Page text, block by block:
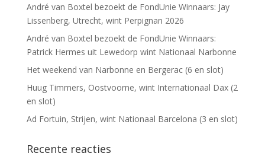
André van Boxtel bezoekt de FondUnie Winnaars: Jay
Lissenberg, Utrecht, wint Perpignan 2026
André van Boxtel bezoekt de FondUnie Winnaars:
Patrick Hermes uit Lewedorp wint Nationaal Narbonne
Het weekend van Narbonne en Bergerac (6 en slot)
Huug Timmers, Oostvoorne, wint Internationaal Dax (2
en slot)
Ad Fortuin, Strijen, wint Nationaal Barcelona (3 en slot)
Recente reacties